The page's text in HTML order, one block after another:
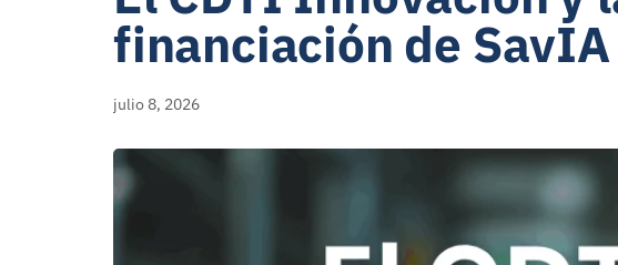
financiación de SavIA
julio 8, 2026